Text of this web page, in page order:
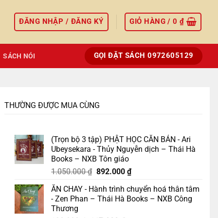
ĐĂNG NHẬP / ĐĂNG KÝ GIỎ HÀNG /0₫
SÁCH NÓI GỌI ĐẶT SÁCH 0972605129
THƯỜNG ĐƯỢC MUA CÙNG
(Trọn bộ 3 tập) PHẬT HỌC CĂN BẢN - Ari
Ubeysekara - Thủy Nguyễn dịch – Thái Hà
Books – NXB Tôn giáo
1.050.000₫ Giá
là:
1.050.000 ₫.
892.000 ₫Giá
tại
là:
ĂN CHAY - Hành trình chuyển hoá thân tâm
- Zen Phan – Thái Hà Books – NXB Công
Thương